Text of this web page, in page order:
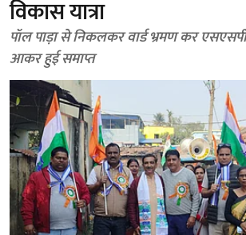
विकास यात्रा
पॉल पाड़ा से निकलकर वार्ड भ्रमण कर
आकर हुई समाप्त